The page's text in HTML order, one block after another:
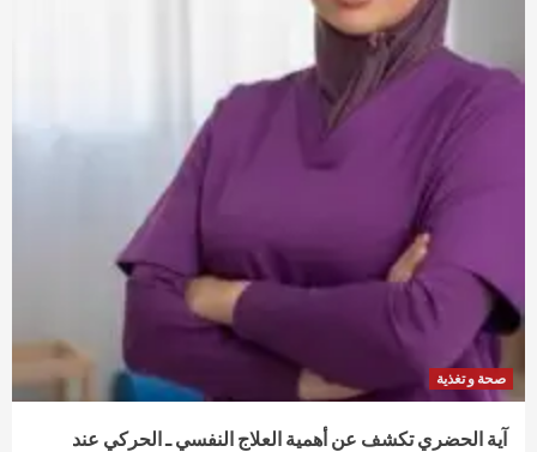
صحة و تغذية
آية الحضري تكشف عن أهمية العلاج النفسي ـ الحركي عند